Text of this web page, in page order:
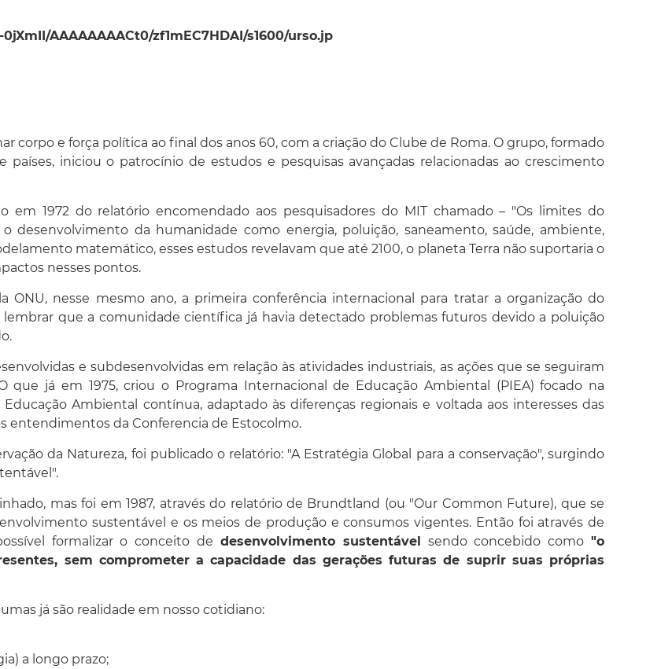
AAAAAAAACt0/zf1mEC7HDAI/s1600/urso.jp
corpo e força política ao final dos anos 60, com a criação do Clube de Roma. O grupo, formado
iniciou o patrocínio de estudos e pesquisas avançadas relacionadas ao crescimento
em 1972 do relatório encomendado aos pesquisadores do MIT chamado – "Os limites do
desenvolvimento da humanidade como energia, poluição, saneamento, saúde, ambiente,
matemático, esses estudos revelavam que até 2100, o planeta Terra não suportaria o
nesses pontos.
ONU, nesse mesmo ano, a primeira conferência internacional para tratar a organização do
que a comunidade científica já havia detectado problemas futuros devido a poluição
e subdesenvolvidas em relação às atividades industriais, as ações que se seguiram
que já em 1975, criou o Programa Internacional de Educação Ambiental (PIEA) focado na
Ambiental contínua, adaptado às diferenças regionais e voltada aos interesses das
entendimentos da Conferencia de Estocolmo.
da Natureza, foi publicado o relatório: "A Estratégia Global para a conservação", surgindo
mas foi em 1987, através do relatório de Brundtland (ou "Our Common Future), que se
sustentável e os meios de produção e consumos vigentes. Então foi através de
formalizar o conceito de desenvolvimento sustentável sendo concebido como"o
sem comprometer a capacidade das gerações futuras de suprir suas próprias
já são realidade em nosso cotidiano:
a longo prazo;